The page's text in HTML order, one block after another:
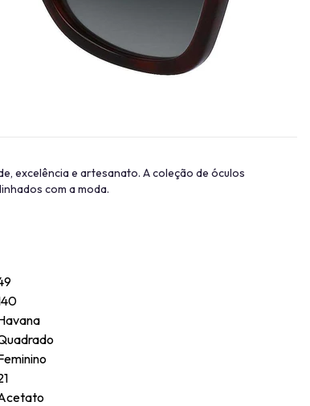
Provador Virtual
excelência e artesanato. A coleção de óculos
com a moda.